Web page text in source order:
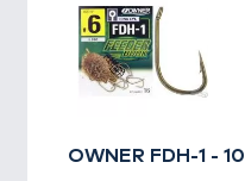
OWNER FDH-1 - 10